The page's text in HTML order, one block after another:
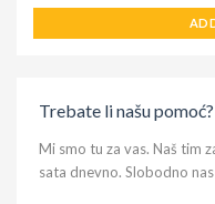
Trebate li našu pomoć?
Mi smo tu za vas. Naš tim
sata dnevno. Slobodno